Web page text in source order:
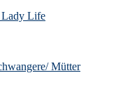
Lady Life
Mütter